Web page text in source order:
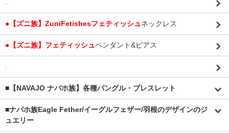
●【ズニ族】ZuniFetishesフェティッシュネックレス
●【ズニ族】フェティッシュペンダント&ピアス
■【NAVAJO ナバホ族】各種バングル・ブレスレット
■ナバホ族Eagle Fether/イーグルフェザー/羽根のデザインのジ
ュエリー